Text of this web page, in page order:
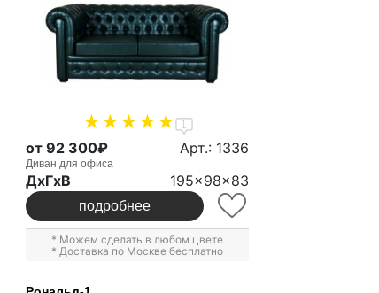
1
от 92 300₽ Арт.: 1336
Диван для офиса
ДxГxВ 195x98x83
подробнее
* Можем сделать в любом цвете
* Доставка по Москве бесплатно